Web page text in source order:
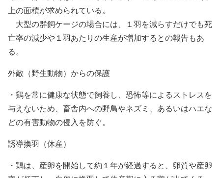
上の面積が求められている。
大型の群飼ケージの場合には、１羽を減らすだけでも死
亡率の減少や１羽あたりの生産が増加するとの報告もあ
る。
外敵（野生動物）からの保護
・鶏を常に健康な状態で飼養し、恐怖等によるストレスを
与えないため、畜舎内への野鳥やネズミ、あるいはハエな
どの有害動物の侵入を防ぐ。
誘導換羽（休産）
・鶏は、産卵を開始して約１年が経過すると、卵質や産卵